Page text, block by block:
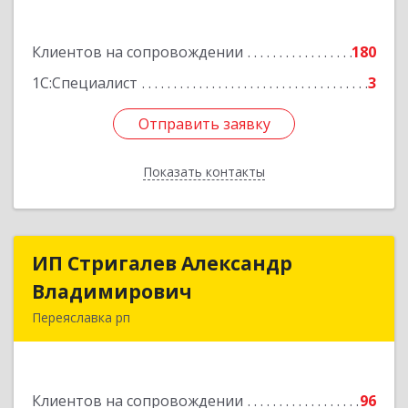
Клиентов на сопровождении
180
1С:Специалист
3
Отправить заявку
Показать контакты
Отправить заявку
Назад
ИП Стригалев Александр
Владимирович
Переяславка рп
Клиентов на сопровождении 96
ИП Стригалев Александр
Подробнее